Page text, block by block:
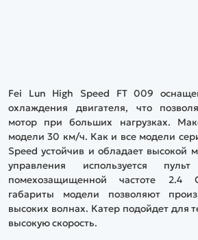
Fei Lun High Speed FT 009
охлаждения двигателя, что
мотор при больших нагрузках.
модели 30 км/ч. Как и все модели
Speed устойчив и обладает высокой
управления используется
помехозащищенной частоте 2.4
габариты модели позволяют
высоких волнах. Катер подойдет для
высокую скорость.